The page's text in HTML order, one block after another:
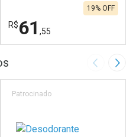
FECHAR
FECHAR
R$61 ,55
19% OFF
Laboratório
Por Menos
Imagem
Patrocinado